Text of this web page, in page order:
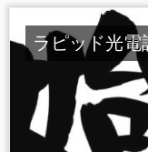
ラピッド光